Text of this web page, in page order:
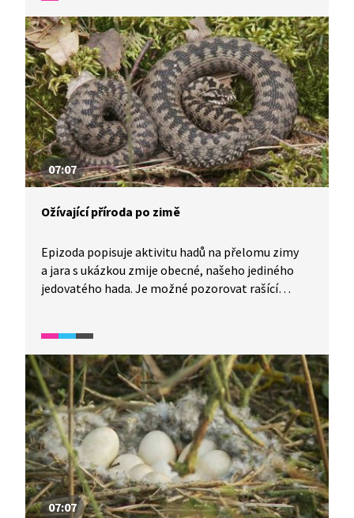
рослини, які цвітуть ранньою весною. Він
переносить глядачів туди, де можна знайти
проліски чи рідкісну рослину лілії собачого зуба.
У програмі також тема міграції жаб навесні та
цікаві факти про ялівці.
07:07
Ožívající příroda po zimě
Epizoda popisuje aktivitu hadů na přelomu zimy
a jara s ukázkou zmije obecné, našeho jediného
jedovatého hada. Je možné pozorovat rašící
nabízejí vhodné podmínky pro růst mokřadních
rostlin a na vodu vázaných živočichů, například
obojživelníků. Les prosvícený sluncem ukazuje
brzy na jaře kvetoucí rostliny vřesovce či pasoucí
se jeleny. Na prosluněných stráních kvetou
mochny a vzácné koniklece.
07:07